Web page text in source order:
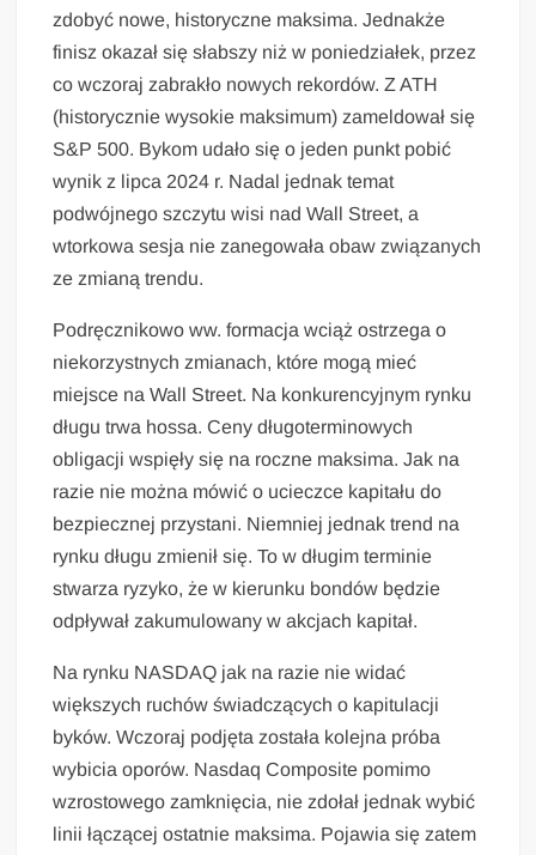
zdobyć nowe, historyczne maksima. Jednakże
finisz okazał się słabszy niż w poniedziałek, przez
co wczoraj zabrakło nowych rekordów. Z ATH
(historycznie wysokie maksimum) zameldował się
S&P 500. Bykom udało się o jeden punkt pobić
wynik z lipca 2024 r. Nadal jednak temat
podwójnego szczytu wisi nad Wall Street, a
wtorkowa sesja nie zanegowała obaw związanych
ze zmianą trendu.
Podręcznikowo ww. formacja wciąż ostrzega o
niekorzystnych zmianach, które mogą mieć
miejsce na Wall Street. Na konkurencyjnym rynku
długu trwa hossa. Ceny długoterminowych
obligacji wspięły się na roczne maksima. Jak na
razie nie można mówić o ucieczce kapitału do
bezpiecznej przystani. Niemniej jednak trend na
rynku długu zmienił się. To w długim terminie
stwarza ryzyko, że w kierunku bondów będzie
odpływał zakumulowany w akcjach kapitał.
Na rynku NASDAQ jak na razie nie widać
większych ruchów świadczących o kapitulacji
byków. Wczoraj podjęta została kolejna próba
wybicia oporów. Nasdaq Composite pomimo
wzrostowego zamknięcia, nie zdołał jednak wybić
linii łączącej ostatnie maksima. Pojawia się zatem